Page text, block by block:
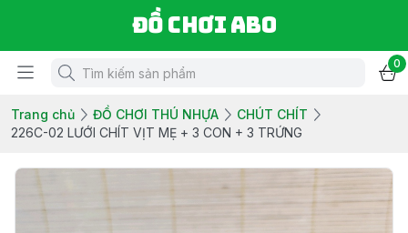
Đồ chơi ABO
0
Trang chủ ĐỒ CHƠI THÚ NHỰA
CHÚT CHÍT
226C-02 LƯỚI CHÍT VỊT MẸ + 3 CON + 3 TRỨNG